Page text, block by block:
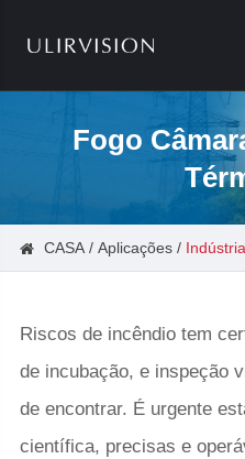
Fogo
CASA Aplicações
Riscos de incêndio tem
de incubação, e inspeção
de encontrar. É urgente
científica, precisas e